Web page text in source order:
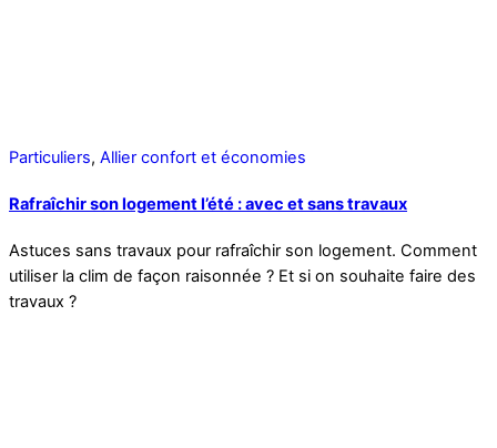
Particuliers, Allier confort et économies
Rafraîchir son logement l’été : avec et sans travaux
Astuces sans travaux pour rafraîchir son logement. Comment
utiliser la clim de façon raisonnée ? Et si on souhaite faire des
travaux ?